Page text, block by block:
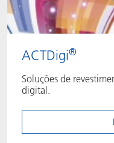
ACTDigi®
Soluções de
digital.